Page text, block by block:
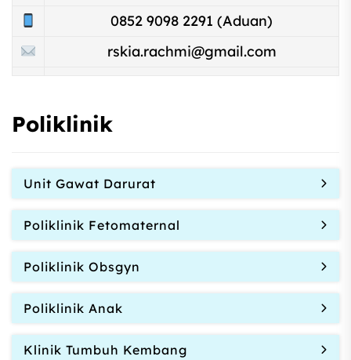
0852 9098 2291 (Aduan)
rskia.rachmi@gmail.com
Poliklinik
Unit Gawat Darurat
Poliklinik Fetomaternal
Poliklinik Obsgyn
Poliklinik Anak
Klinik Tumbuh Kembang